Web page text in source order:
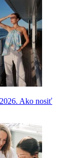
Ako nosiť